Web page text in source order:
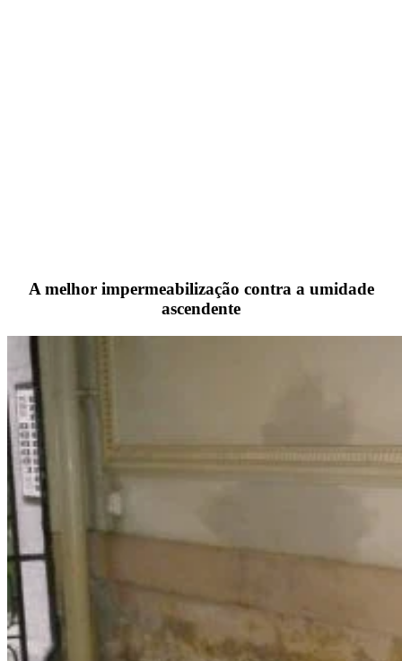
A melhor impermeabilização contra a umidade
ascendente